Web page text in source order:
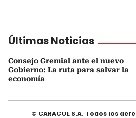
Últimas Noticias
Consejo Gremial ante el nuevo
Gobierno: La ruta para salvar la
economía
© CARACOL S.A. Todos los